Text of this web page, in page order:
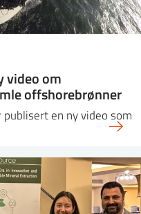
video om
offshorebrønner
publisert en ny video som